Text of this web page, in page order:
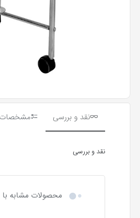
نقد و بررسی مشخصات
نقد و بررسی
محصولات مشابه